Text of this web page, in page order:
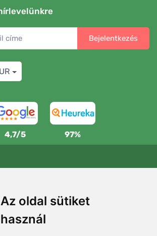
Az oldal sütiket
használ
Bejelentkezés
4,7/5 97%
és ingyenesen
a következő összeg felett: 80 EUR
csere és visszaküldés
napon belül bármikor visszaküldheti vagy